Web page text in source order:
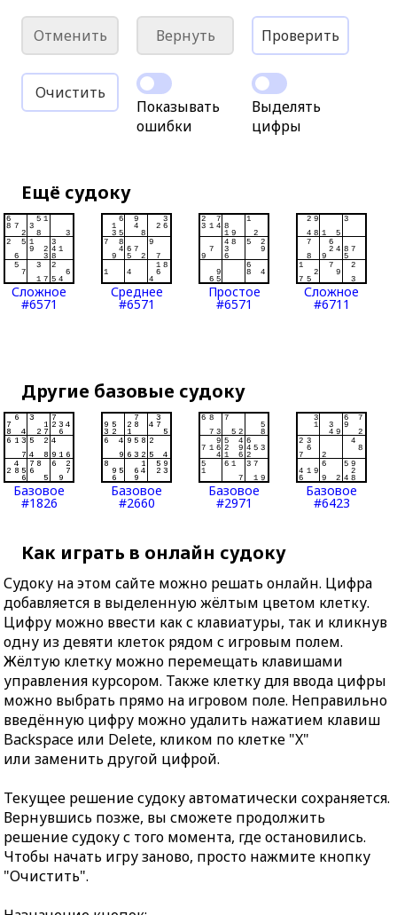
Отменить Вернуть Проверить
Очистить
Показывать
ошибки
Выделять
цифры
Ещё судоку
Сложное
#6571
Среднее
#6571
Простое
#6571
Сложное
#6711
Другие базовые судоку
Базовое
#1826
Базовое
#2660
Базовое
#2971
Базовое
#6423
Как играть в онлайн судоку
Судоку на этом сайте можно решать онлайн. Цифра
добавляется в выделенную жёлтым цветом клетку.
Цифру можно ввести как с клавиатуры, так и кликнув
одну из девяти клеток рядом с игровым полем.
Жёлтую клетку можно перемещать клавишами
управления курсором. Также клетку для ввода цифры
можно выбрать прямо на игровом поле. Неправильно
введённую цифру можно удалить нажатием клавиш
Backspace или Delete, кликом по клетке "X"
или заменить другой цифрой.
Текущее решение судоку автоматически сохраняется.
Вернувшись позже, вы сможете продолжить
решение судоку с того момента, где остановились.
Чтобы начать игру заново, просто нажмите кнопку
"Очистить".